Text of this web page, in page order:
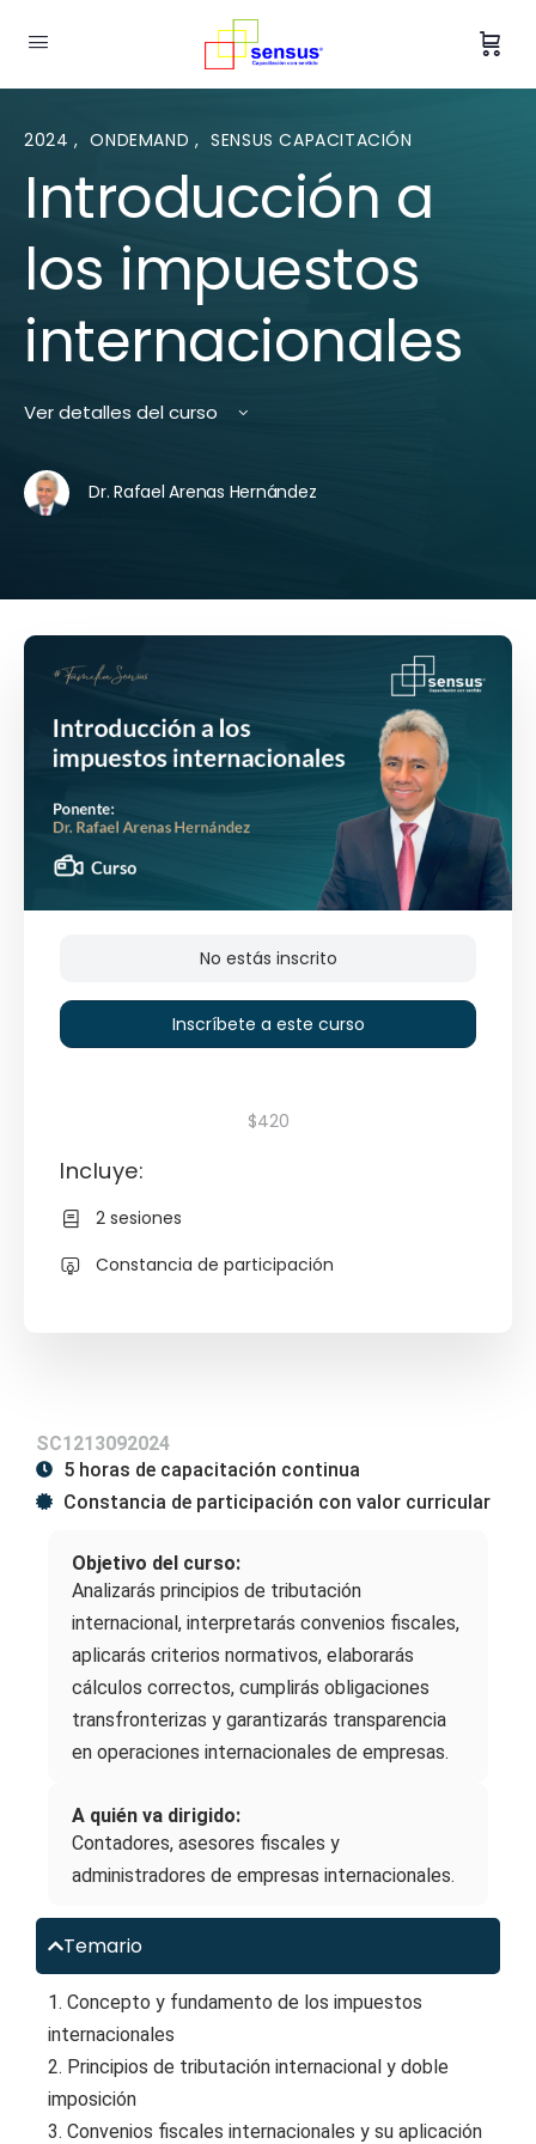
2024, ONDEMAND , SENSUS CAPACITACIÓN
Introducción a
los impuestos
internacionales
Ver detalles del curso
Dr. Rafael Arenas Hernández
SC1213092024
5 horas de capacitación continua
Constancia de participación con valor curricular
Objetivo del curso:
Analizarás principios de tributación
internacional, interpretarás convenios fiscales,
aplicarás criterios normativos, elaborarás
cálculos correctos, cumplirás obligaciones
transfronterizas y garantizarás transparencia
en operaciones internacionales de empresas.
A quién va dirigido:
Contadores, asesores fiscales y
administradores de empresas internacionales.
Temario
1. Concepto y fundamento de los impuestos
internacionales
2. Principios de tributación internacional y doble
imposición
3. Convenios fiscales internacionales y su aplicación
No estás inscrito
Inscríbete a este curso
$420
Incluye:
2 sesiones
Constancia de participación